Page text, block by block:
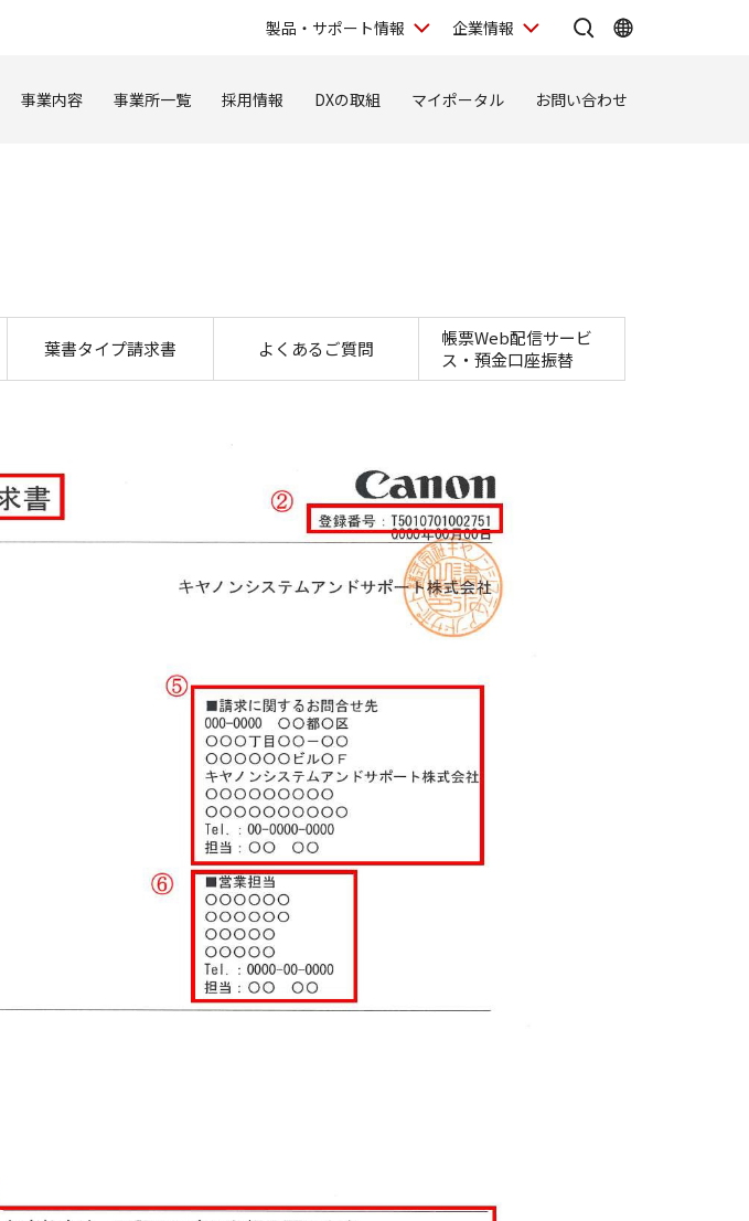
製品・サポート情報 企業情報
事業内容 事業所一覧 採用情報 DXの取組 マイポータル お問い合わせ
葉書タイプ請求書 よくあるご質問
帳票Web配信サービ
ス・預金口座振替